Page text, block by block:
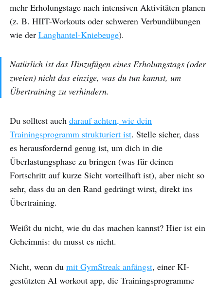
mehr Erholungstage nach intensiven Aktivitäten planen
(z. B. HIIT-Workouts oder schweren Verbundübungen
wie der Langhantel-Kniebeuge).
Natürlich ist das Hinzufügen eines Erholungstags (oder
zweien) nicht das einzige, was du tun kannst, um
Übertraining zu verhindern.
Du solltest auch darauf achten, wie dein
Trainingsprogramm strukturiert ist. Stelle sicher, dass
es herausfordernd genug ist, um dich in die
Überlastungsphase zu bringen (was für deinen
Fortschritt auf kurze Sicht vorteilhaft ist), aber nicht so
sehr, dass du an den Rand gedrängt wirst, direkt ins
Übertraining.
Weißt du nicht, wie du das machen kannst? Hier ist ein
Geheimnis: du musst es nicht.
Nicht, wenn du mit GymStreak anfängst, einer KI-
gestützten AI workout app, die Trainingsprogramme